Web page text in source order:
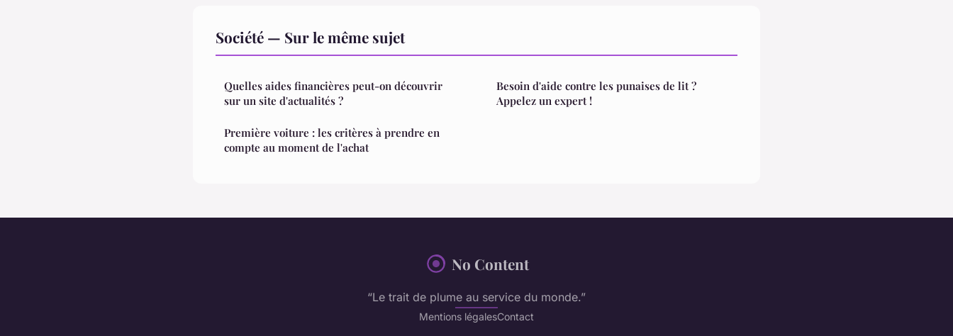
Société — Sur le même sujet
Quelles aides financières peut-on découvrir
sur un site d'actualités ?
Première voiture : les critères à prendre en
compte au moment de l'achat
Besoin d'aide contre les punaises de lit ?
Appelez un expert !
No Content
“Le trait de plume au service du monde.”
Mentions légalesContact